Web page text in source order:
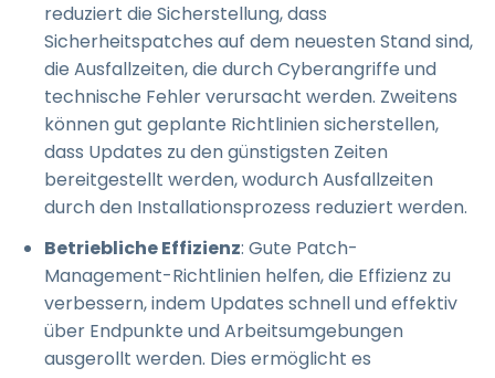
reduziert die Sicherstellung, dass
Sicherheitspatches auf dem neuesten Stand sind,
die Ausfallzeiten, die durch Cyberangriffe und
technische Fehler verursacht werden. Zweitens
können gut geplante Richtlinien sicherstellen,
dass Updates zu den günstigsten Zeiten
bereitgestellt werden, wodurch Ausfallzeiten
durch den Installationsprozess reduziert werden.
Betriebliche Effizienz: Gute Patch-
Management-Richtlinien helfen, die Effizienz zu
verbessern, indem Updates schnell und effektiv
über Endpunkte und Arbeitsumgebungen
ausgerollt werden. Dies ermöglicht es